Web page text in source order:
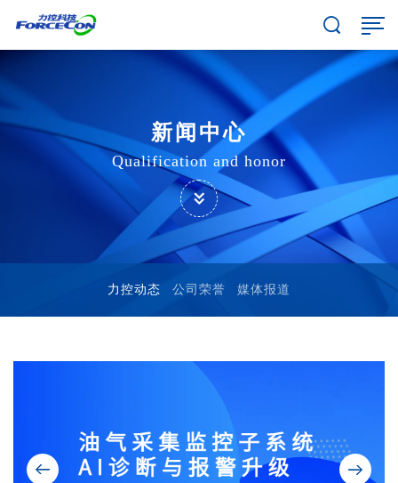
新闻中心
Qualification and honor
力控动态 公司荣誉 媒体报道